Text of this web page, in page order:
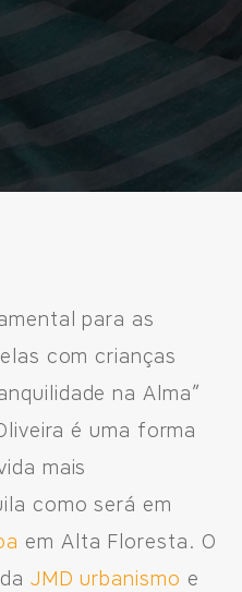
Artes Bairro Planejado,
para as
com crianças
na Alma”
é uma forma
mais
como será em
em Alta Floresta. O
JMD urbanismo e